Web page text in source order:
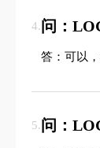
4.问：
答：可以
5.问：